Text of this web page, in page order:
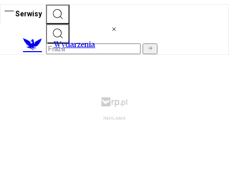
Serwisy
Wydarzenia